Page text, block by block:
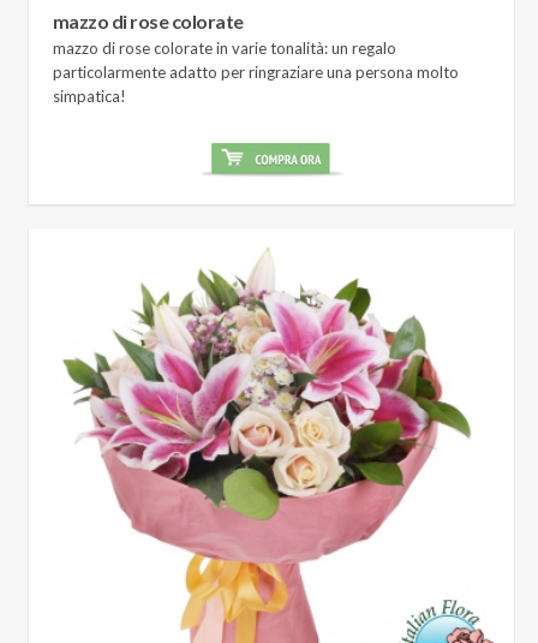
mazzo di rose colorate
mazzo di rose colorate in varie tonalità: un regalo
particolarmente adatto per ringraziare una persona molto
simpatica!